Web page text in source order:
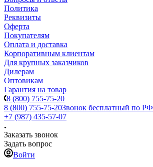
Политика
Реквизиты
Оферта
Покупателям
Оплата и доставка
Корпоративным клиентам
Для крупных заказчиков
Дилерам
Оптовикам
Гарантия на товар
8 (800) 755-75-20
8 (800) 755-75-20Звонок бесплатный по РФ
+7 (987) 435-57-07
Заказать звонок
Задать вопрос
Войти